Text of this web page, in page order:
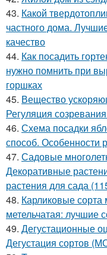
43. Какой
частного дома.
качество
44. Как посадить
нужно помнить при
горшках
45. Вещество
Регуляция
46. Схема посадки
способ. Особенности
47. Садовые
Декоративные
растения для сада
48. Карликовые сорта
метельчатая: лучшие
49. Дегустационные
Дегустация сортов